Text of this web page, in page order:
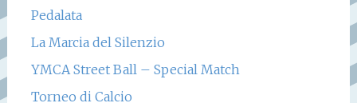
Pedalata
La Marcia del Silenzio
YMCA Street Ball – Special Match
Torneo di Calcio